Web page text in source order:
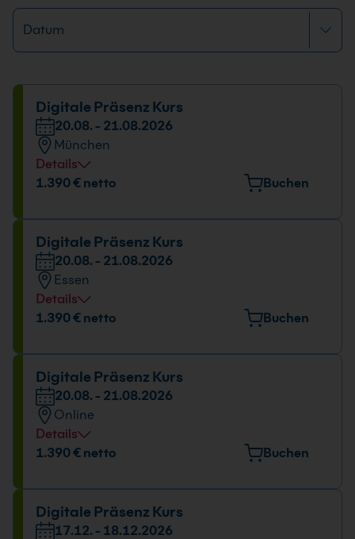
Digitale Präsenz Kurs
20.08. - 21.08.2026
München
Details
Veranstaltungsort
Datum und Uhrzeit
20.08. - 21.08.2026
09:00 - 16:00 Uhr
1.390 € netto Buchen
Digitale Präsenz Kurs
20.08. - 21.08.2026
Essen
Details
Veranstaltungsort
Datum und Uhrzeit
20.08. - 21.08.2026
09:00 - 16:00 Uhr
1.390 € netto Buchen
Digitale Präsenz Kurs
20.08. - 21.08.2026
Online
Details
Datum und Uhrzeit
1.390 € netto Buchen
Digitale Präsenz Kurs
17.12. - 18.12.2026